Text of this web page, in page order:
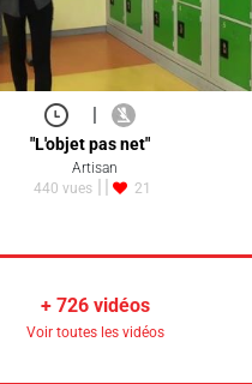
|
"L'objet pas net"
Artisan
440 vues
21
+ 726vidéos
Voir toutes les vidéos